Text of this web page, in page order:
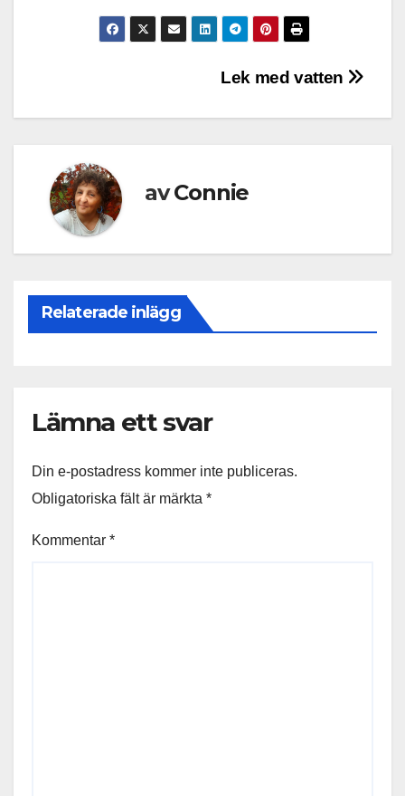
Inläggsnavigering
Lek med vatten
avConnie
Relaterade inlägg
Lämna ett svar
Din e-postadress kommer inte publiceras.
Obligatoriska fält är märkta *
Kommentar *